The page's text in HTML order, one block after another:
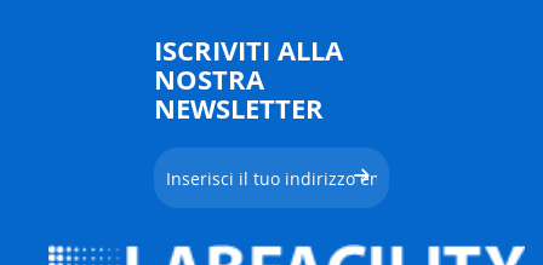
ISCRIVITI ALLA
NOSTRA
NEWSLETTER